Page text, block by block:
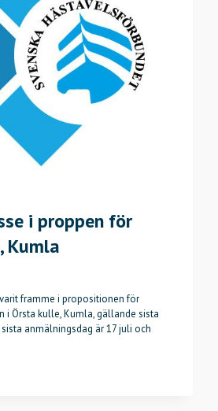
i proppen för
Kumla
framme i propositionen för
i Örsta kulle, Kumla, gällande sista
anmälningsdag är 17 juli och